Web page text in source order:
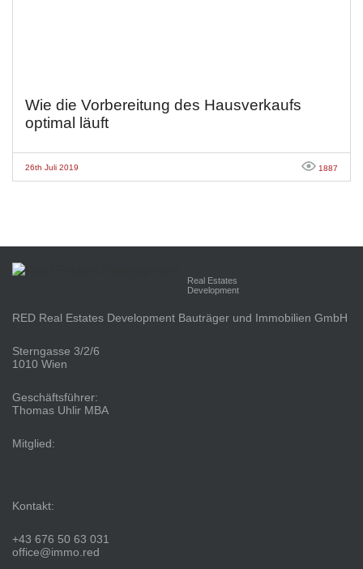
Wie die Vorbereitung des Hausverkaufs
optimal läuft
26th Juli 2019 1887
Real Estates
Development
RED Real Estates Development Bauträger und Immobilien GmbH
Sterngasse 3/2/6
1010 Wien
Geschäftsführer:
Thomas Uhlir MBA
Mitglied:
Kontakt:
+43 676 50 63 031
office@immo.red